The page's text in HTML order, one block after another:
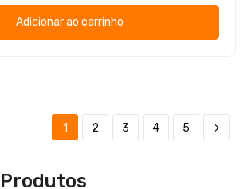
Adicionar ao carrinho
1 2 3 4 5